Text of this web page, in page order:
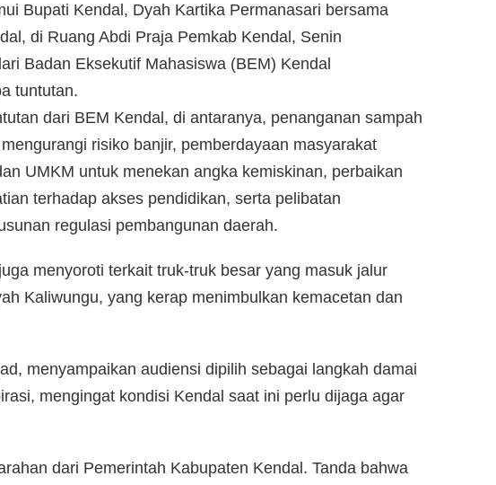
Bupati Kendal, Dyah Kartika Permanasari bersama
di Ruang Abdi Praja Pemkab Kendal, Senin
Badan Eksekutif Mahasiswa (BEM) Kendal
tuntutan.
dari BEM Kendal, di antaranya, penanganan sampah
risiko banjir, pemberdayaan masyarakat
UMKM untuk menekan angka kemiskinan, perbaikan
terhadap akses pendidikan, serta pelibatan
regulasi pembangunan daerah.
menyoroti terkait truk-truk besar yang masuk jalur
Kaliwungu, yang kerap menimbulkan kemacetan dan
menyampaikan audiensi dipilih sebagai langkah damai
mengingat kondisi Kendal saat ini perlu dijaga agar
dari Pemerintah Kabupaten Kendal. Tanda bahwa